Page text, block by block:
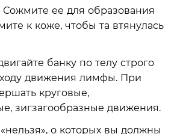
Сожмите ее для образования
к коже, чтобы та втянулась
банку по телу строго
ходу движения лимфы. При
круговые,
зигзагообразные движения.
о которых вы должны